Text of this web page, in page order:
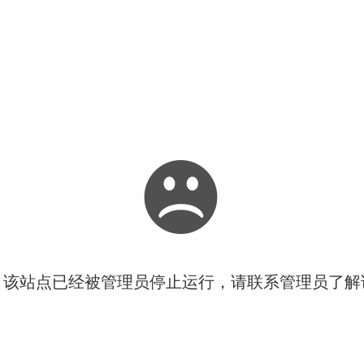
站点已经被管理员停止运行，请联系管理员了